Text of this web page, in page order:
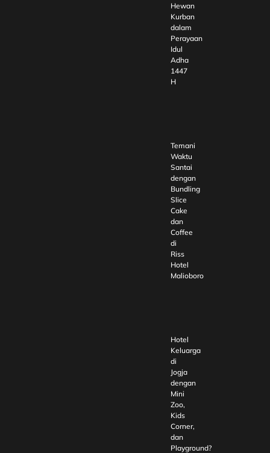
Hewan
Kurban
dalam
Perayaan
Idul
Adha
1447
H
Temani
Waktu
Santai
dengan
Bundling
Slice
Cake
dan
Coffee
di
Riss
Hotel
Malioboro
Hotel
Keluarga
di
Jogja
dengan
Mini
Zoo,
Kids
Corner,
dan
Playground?